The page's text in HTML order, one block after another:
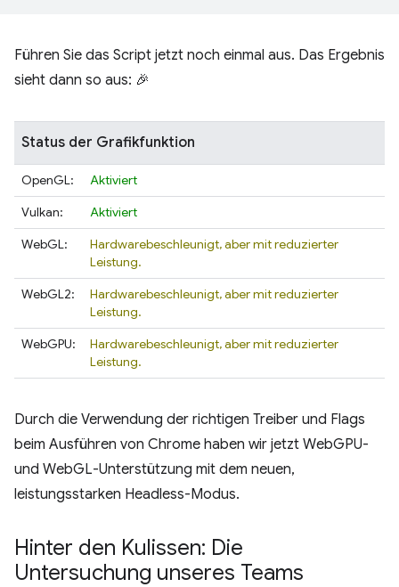
Führen Sie das Script jetzt noch einmal aus. Das Ergebnis
sieht dann so aus: 🎉
Status der Grafikfunktion
OpenGL:
Aktiviert
Vulkan:
Aktiviert
WebGL:
Hardwarebeschleunigt, aber mit reduzierter
Leistung.
WebGL2:
Hardwarebeschleunigt, aber mit reduzierter
Leistung.
WebGPU:
Hardwarebeschleunigt, aber mit reduzierter
Leistung.
Durch die Verwendung der richtigen Treiber und Flags
beim Ausführen von Chrome haben wir jetzt WebGPU-
und WebGL-Unterstützung mit dem neuen,
leistungsstarken Headless-Modus.
Hinter den Kulissen: Die
Untersuchung unseres Teams